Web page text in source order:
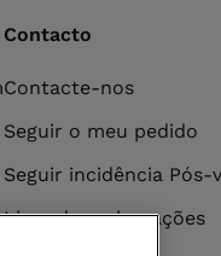
Contacto
Contacte-nos
Seguir o meu pedido
Seguir incidência Pós-
Livro de reclamações